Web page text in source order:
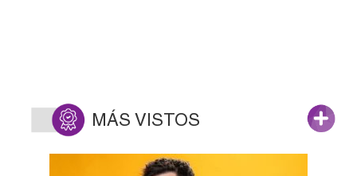
MÁS VISTOS